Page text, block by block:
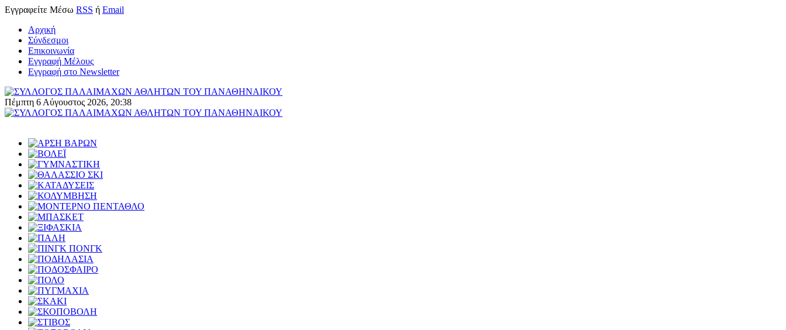
Εγγραφείτε Μέσω RSS ή Email
Αρχική
Σύνδεσμοι
Επικοινωνία
Εγγραφή Μέλους
Εγγραφή στο Newsletter
Πέμπτη 6 Αύγουστος 2026, 20:38